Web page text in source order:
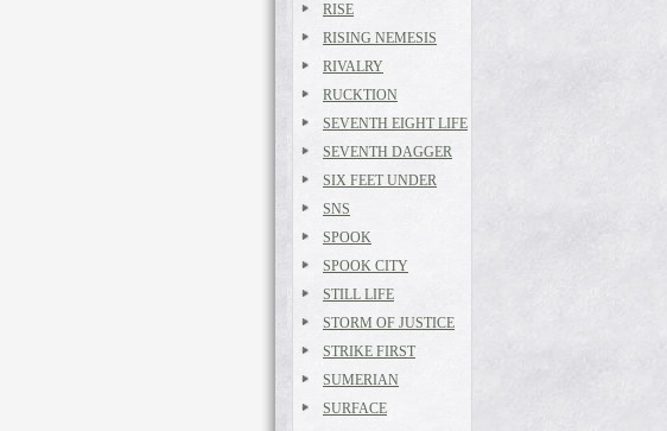
RISE
RISING NEMESIS
RIVALRY
RUCKTION
SEVENTH EIGHT LIFE
SEVENTH DAGGER
SIX FEET UNDER
SNS
SPOOK
SPOOK CITY
STILL LIFE
STORM OF JUSTICE
STRIKE FIRST
SUMERIAN
SURFACE